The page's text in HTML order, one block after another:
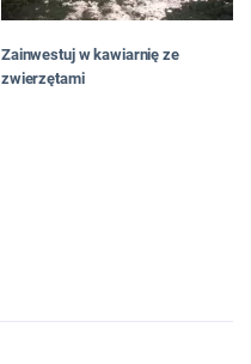
Zainwestuj w kawiarnię ze
zwierzętami